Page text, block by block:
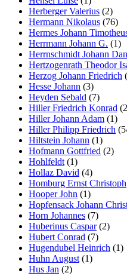
Herberger Valerius (2)
Hermann Nikolaus (76)
Hermes Johann
Herrmann Johann G. (1)
Herrnschmidt Johann
Hertzogenrath Theodor
Herzog Johann Friedrich
Hesse Johann (3)
Heyden Sebald (7)
Hiller Friedrich Konrad
Hiller Johann Adam (1)
Hiller Philipp Friedrich
Hiltstein Johann (1)
Hofmann Gottfried (2)
Hohlfeldt (1)
Hollaz David (4)
Homburg Ernst Christoph
Hooper John (1)
Hopfensack Johann
Horn Johannes (7)
Huberinus Caspar(2)
Hubert Conrad (7)
Hugendubel Heinrich (1)
Huhn August (1)
Hus Jan (2)